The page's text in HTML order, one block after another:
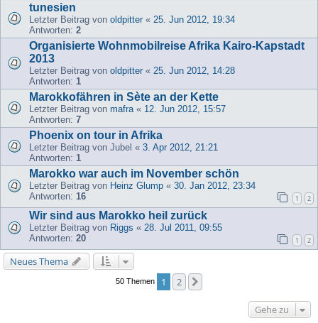
tunesien
Letzter Beitrag von oldpitter « 25. Jun 2012, 19:34
Antworten: 2
Organisierte Wohnmobilreise Afrika Kairo-Kapstadt
2013
Letzter Beitrag von oldpitter « 25. Jun 2012, 14:28
Antworten: 1
Marokkofähren in Sète an der Kette
Letzter Beitrag von mafra « 12. Jun 2012, 15:57
Antworten: 7
Phoenix on tour in Afrika
Letzter Beitrag von Jubel « 3. Apr 2012, 21:21
Antworten: 1
Marokko war auch im November schön
Letzter Beitrag von Heinz Glump « 30. Jan 2012, 23:34
Antworten: 16 1 2
Wir sind aus Marokko heil zurück
Letzter Beitrag von Riggs « 28. Jul 2011, 09:55
Antworten: 20 1 2
Neues Thema
50 Themen 1 2
Gehe zu